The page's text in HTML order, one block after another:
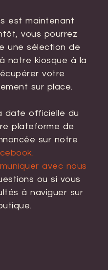
est maintenant
vous pourrez
une sélection de
notre kiosque à la
votre
sur place.
date officielle du
plateforme de
sur notre
avec nous
ou si vous
à naviguer sur